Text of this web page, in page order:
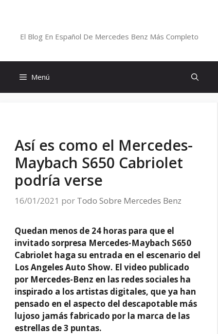
El Blog En Español De Mercedes Benz Más Completo
Menú
Así es como el Mercedes-
Maybach S650 Cabriolet
podría verse
16/01/2021 por Todo Sobre Mercedes Benz
Quedan menos de 24 horas para que el
invitado sorpresa Mercedes-Maybach S650
Cabriolet haga su entrada en el escenario del
Los Angeles Auto Show. El video publicado
por Mercedes-Benz en las redes sociales ha
inspirado a los artistas digitales, que ya han
pensado en el aspecto del descapotable más
lujoso jamás fabricado por la marca de las
estrellas de 3 puntas.